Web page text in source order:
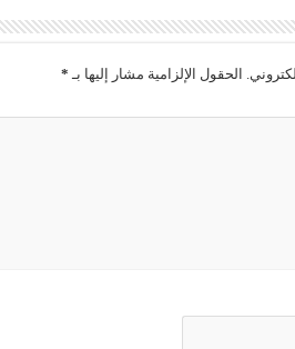
الحقول الإلزامية مشار إليها بـ *